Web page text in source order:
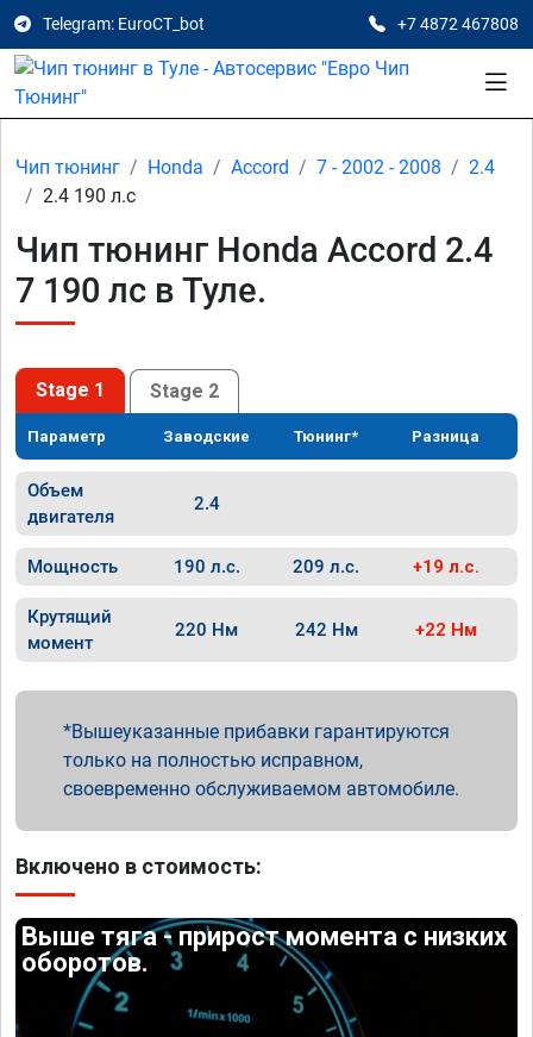
Telegram: EuroCT_bot +7 4872 467808
Чип тюнинг Honda Accord 7 - 2002 - 2008
2.4
2.4 190 л.с
Чип тюнинг Honda Accord 2.4
7 190 лс в Туле.
Stage 1 Stage 2
Параметр Заводские Тюнинг* Разница
Объем
двигателя
2.4
Мощность 190 л.с. 209 л.с. +19 л.с.
Крутящий
момент
220 Нм 242 Нм +22 Нм
Вышеуказанные прибавки гарантируются
только на полностью исправном,
своевременно обслуживаемом автомобиле.
Включено в стоимость:
Выше тяга - прирост момента с низких
оборотов.